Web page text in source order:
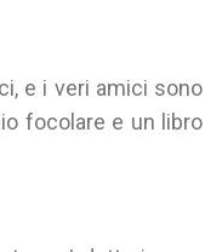
e i veri amici sono
focolare e un libro